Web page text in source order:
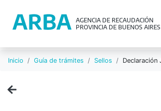
AGENCIA DE RECAUDACIÓN
PROVINCIA DE BUENOS AIRES
Inicio Guía de trámites Sellos Declaración